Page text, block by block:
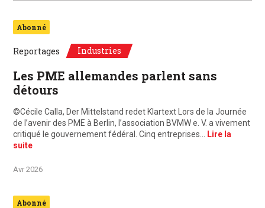
Abonné
Reportages Industries
Les PME allemandes parlent sans
détours
©Cécile Calla, Der Mittelstand redet Klartext Lors de la Journée
de l’avenir des PME à Berlin, l’association BVMW e. V. a vivement
critiqué le gouvernement fédéral. Cinq entreprises…
Lire la
suite
Avr 2026
Abonné